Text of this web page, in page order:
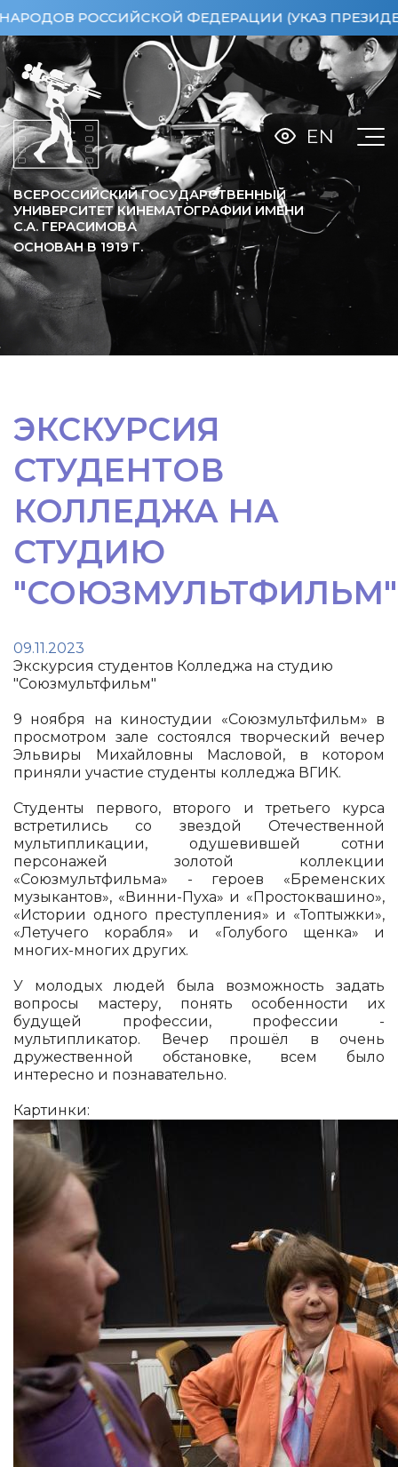
ФЕДЕРАЦИИ (УКАЗ ПРЕЗИДЕНТА РФ
ВСЕРОССИЙСКИЙ ГОСУДАРСТВЕННЫЙ
УНИВЕРСИТЕТ КИНЕМАТОГРАФИИ ИМЕНИ
С.А. ГЕРАСИМОВА
ОСНОВАН В 1919Г.
EN
ЭКСКУРСИЯ
СТУДЕНТОВ
КОЛЛЕДЖА НА
СТУДИЮ
"СОЮЗМУЛЬТФИЛЬМ"
09.11.2023
Экскурсия студентов Колледжа на студию
"Союзмультфильм"
9 ноября на киностудии «Союзмультфильм» в
просмотром зале состоялся творческий вечер
Эльвиры Михайловны Масловой, в котором
приняли участие студенты колледжа ВГИК.
Студенты первого, второго и третьего курса
встретились со звездой Отечественной
мультипликации, одушевившей сотни
персонажей золотой коллекции
«Союзмультфильма» - героев «Бременских
музыкантов», «Винни-Пуха» и «Простоквашино»,
«Истории одного преступления» и «Топтыжки»,
«Летучего корабля» и «Голубого щенка» и
многих-многих других.
У молодых людей была возможность задать
вопросы мастеру, понять особенности их
будущей профессии, профессии -
мультипликатор. Вечер прошёл в очень
дружественной обстановке, всем было
интересно и познавательно.
Картинки: